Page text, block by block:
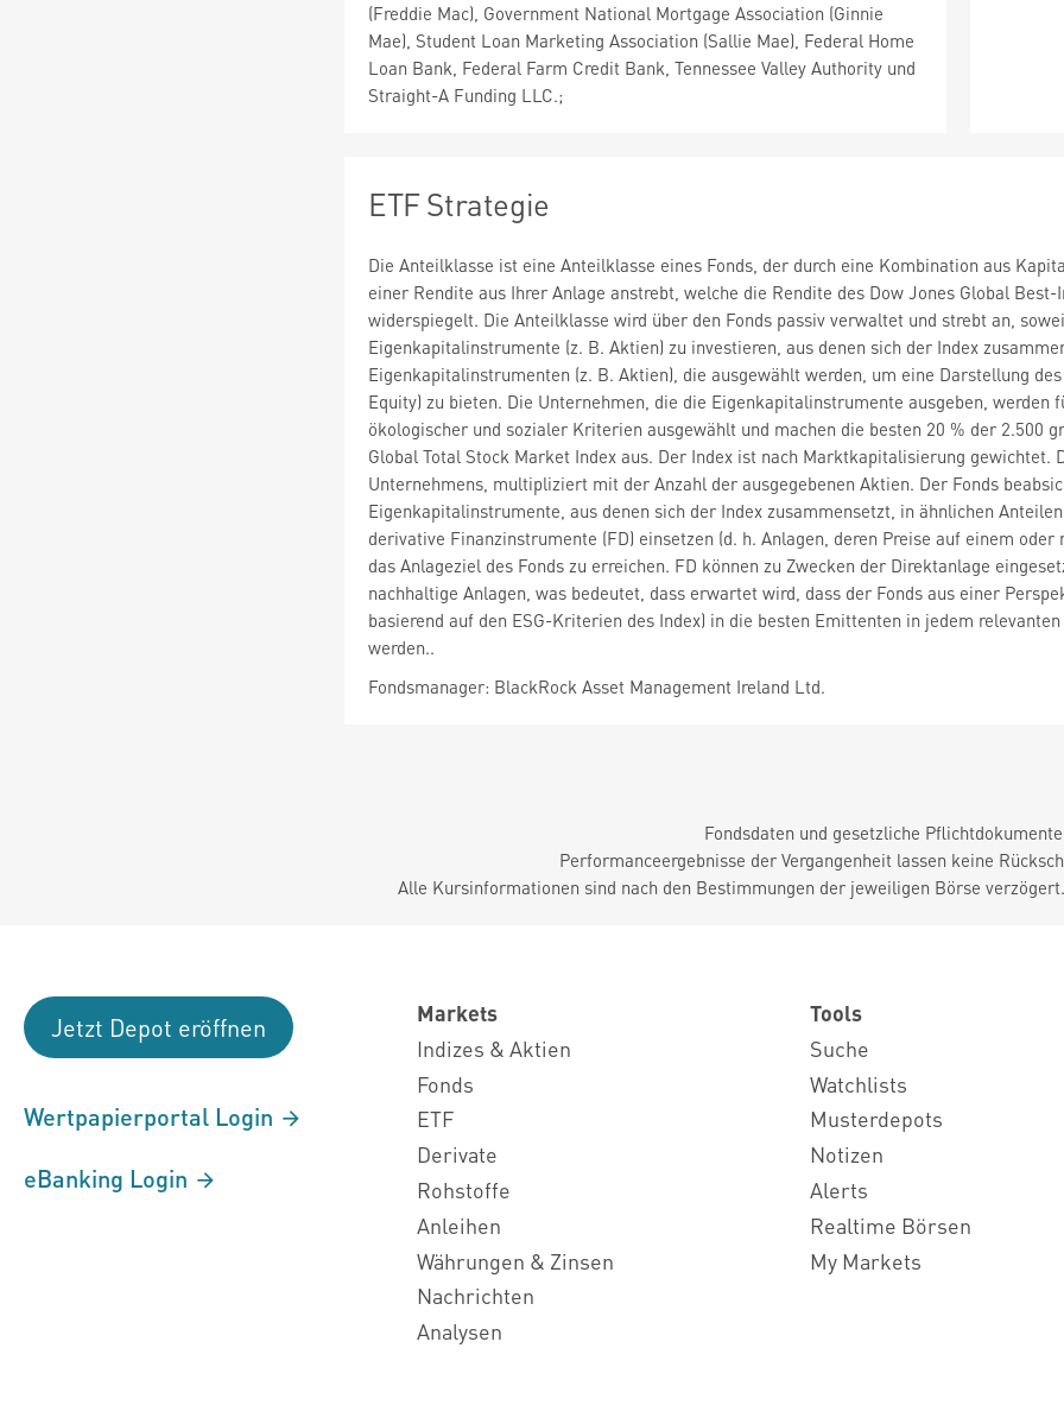
(Freddie Mac), Government National Mortgage Association (Ginnie
Mae), Student Loan Marketing Association (Sallie Mae), Federal Home
Loan Bank, Federal Farm Credit Bank, Tennessee Valley Authority und
Straight-A Funding LLC.;
ETF Strategie
Die Anteilklasse ist eine Anteilklasse eines Fonds, der durch eine Kombination aus
einer Rendite aus Ihrer Anlage anstrebt, welche die Rendite des Dow Jones Global Best-
widerspiegelt. Die Anteilklasse wird über den Fonds passiv verwaltet und strebt an,
Eigenkapitalinstrumente (z. B. Aktien) zu investieren, aus denen sich der Index
Eigenkapitalinstrumenten (z. B. Aktien), die ausgewählt werden, um eine Darstellung
Equity) zu bieten. Die Unternehmen, die die Eigenkapitalinstrumente ausgeben,
ökologischer und sozialer Kriterien ausgewählt und machen die besten 20 % der 2.500
Global Total Stock Market Index aus. Der Index ist nach Marktkapitalisierung
Unternehmens, multipliziert mit der Anzahl der ausgegebenen Aktien. Der Fonds
Eigenkapitalinstrumente, aus denen sich der Index zusammensetzt, in ähnlichen
derivative Finanzinstrumente (FD) einsetzen (d. h. Anlagen, deren Preise auf einem
das Anlageziel des Fonds zu erreichen. FD können zu Zwecken der Direktanlage
nachhaltige Anlagen, was bedeutet, dass erwartet wird, dass der Fonds aus einer
basierend auf den ESG-Kriterien des Index) in die besten Emittenten in jedem
werden..
Fondsmanager: BlackRock Asset Management Ireland Ltd.
Fondsdaten und gesetzliche
Performanceergebnisse der Vergangenheit lassen keine
Alle Kursinformationen sind nach den Bestimmungen der jeweiligen Börse
Jetzt Depot eröffnen
Wertpapierportal Login
eBanking Login
Markets
Indizes & Aktien
Fonds
ETF
Derivate
Rohstoffe
Anleihen
Währungen & Zinsen
Nachrichten
Analysen
Tools
Suche
Watchlists
Musterdepots
Notizen
Alerts
Realtime Börsen
My Markets